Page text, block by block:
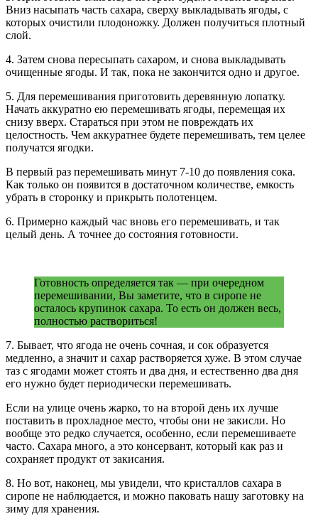
Вниз насыпать часть сахара, сверху выкладывать ягоды, с
которых очистили плодоножку. Должен получиться плотный
слой.
4. Затем снова пересыпать сахаром, и снова выкладывать
очищенные ягоды. И так, пока не закончится одно и другое.
5. Для перемешивания приготовить деревянную лопатку.
Начать аккуратно ею перемешивать ягоды, перемещая их
снизу вверх. Стараться при этом не повреждать их
целостность. Чем аккуратнее будете перемешивать, тем целее
получатся ягодки.
В первый раз перемешивать минут 7-10 до появления сока.
Как только он появится в достаточном количестве, емкость
убрать в сторонку и прикрыть полотенцем.
6. Примерно каждый час вновь его перемешивать, и так
целый день. А точнее до состояния готовности.
Готовность определяется так — при очередном
перемешивании, Вы заметите, что в сиропе не
осталось крупинок сахара. То есть он должен весь,
полностью раствориться!
7. Бывает, что ягода не очень сочная, и сок образуется
медленно, а значит и сахар растворяется хуже. В этом случае
таз с ягодами может стоять и два дня, и естественно два дня
его нужно будет периодически перемешивать.
Если на улице очень жарко, то на второй день их лучше
поставить в прохладное место, чтобы они не закисли. Но
вообще это редко случается, особенно, если перемешиваете
часто. Сахара много, а это консервант, который как раз и
сохраняет продукт от закисания.
8. Но вот, наконец, мы увидели, что кристаллов сахара в
сиропе не наблюдается, и можно паковать нашу заготовку на
зиму для хранения.